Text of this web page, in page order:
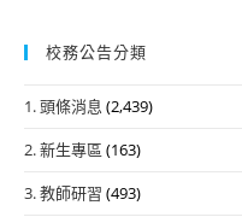
校務公告分類
1. 頭條消息 (2,439)
2. 新生專區 (163)
3. 教師研習 (493)